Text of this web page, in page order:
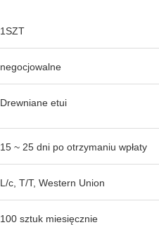
1SZT
negocjowalne
Drewniane etui
15 ~ 25 dni po otrzymaniu wpłaty
L/c, T/T, Western Union
100 sztuk miesięcznie